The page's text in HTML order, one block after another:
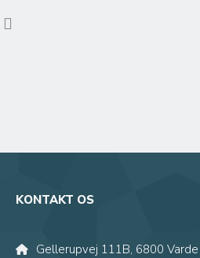
KONTAKT OS
Gellerupvej 111B, 6800 Varde